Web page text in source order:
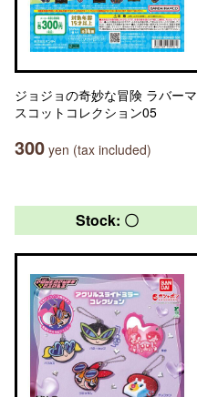
ジョジョの奇妙な冒険 ラバーマ
スコットコレクション05
300 yen (tax included)
Stock: 〇